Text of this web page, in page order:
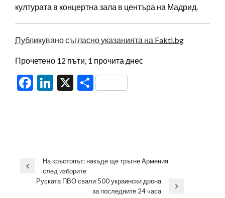
културата в концертна зала в центъра на Мадрид.
Публикувано съгласно указанията на Fakti.bg
Прочетено 12 пъти, 1 прочита днес
Facebook
LinkedIn
X Share
Навигация
Previous
На кръстопът: накъде ще тръгне Армения
след изборите
Руската ПВО свали 500 украински дрона
за последните 24 часа